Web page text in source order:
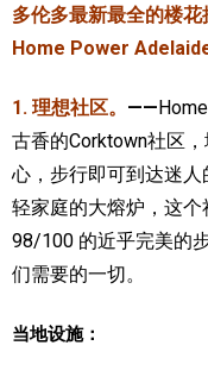
安大略省免费医疗保
吃货眼中的加拿大地
多伦多最新最全的楼
Home Power
1. 理想社区。 ——
古香的Corktown社区
心，步行即可到达迷
轻家庭的大熔炉，这个
98/100 的近乎完美的
们需要的一切。
当地设施：